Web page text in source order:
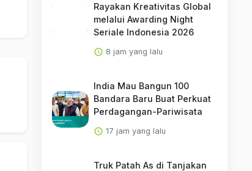
Rayakan Kreativitas Global
melalui Awarding Night
Seriale Indonesia 2026
8 jam yang lalu
India Mau Bangun 100
Bandara Baru Buat Perkuat
Perdagangan-Pariwisata
17 jam yang lalu
Truk Patah As di Tanjakan